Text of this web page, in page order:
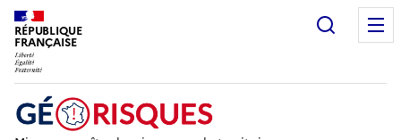
RÉPUBLIQUE
FRANÇAISE